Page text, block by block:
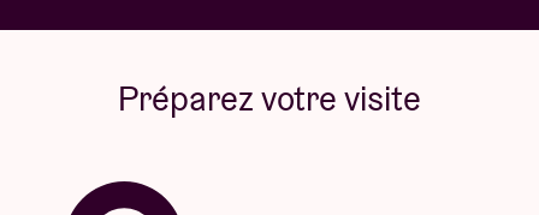
Préparez votre visite